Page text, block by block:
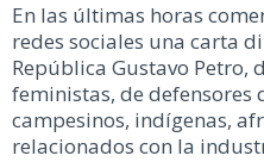
En las últimas horas
redes sociales una carta
República Gustavo Petro,
feministas, de defensores
campesinos, indígenas,
relacionados con la